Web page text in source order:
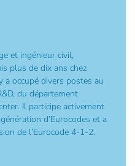
et ingénieur civil,
plus de dix ans chez
occupé divers postes au
du département
Il participe activement
d’Eurocodes et a
de l’Eurocode 4-1-2.